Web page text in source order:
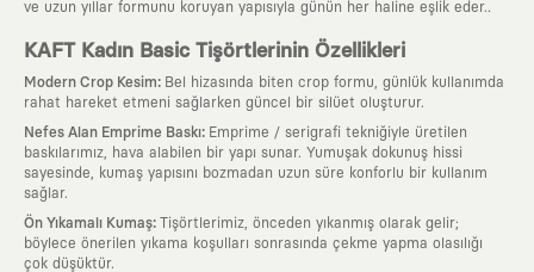
ve uzun yıllar formunu koruyan yapısıyla günün her haline eşlik eder..
KAFT Kadın Basic Tişörtlerinin Özellikleri
Modern Crop Kesim: Bel hizasında biten crop formu, günlük kullanımda
rahat hareket etmeni sağlarken güncel bir silüet oluşturur.
Nefes Alan Emprime Baskı: Emprime / serigrafi tekniğiyle üretilen
baskılarımız, hava alabilen bir yapı sunar. Yumuşak dokunuş hissi
sayesinde, kumaş yapısını bozmadan uzun süre konforlu bir kullanım
sağlar.
Ön Yıkamalı Kumaş: Tişörtlerimiz, önceden yıkanmış olarak gelir;
böylece önerilen yıkama koşulları sonrasında çekme yapma olasılığı
çok düşüktür.